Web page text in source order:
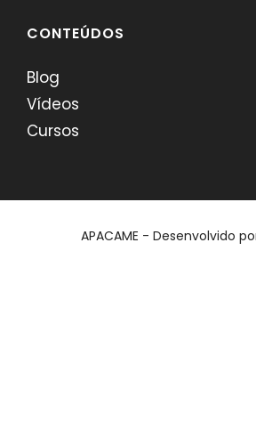
CONTEÚDOS
Blog
Vídeos
Cursos
APACAME - Desenvolvido